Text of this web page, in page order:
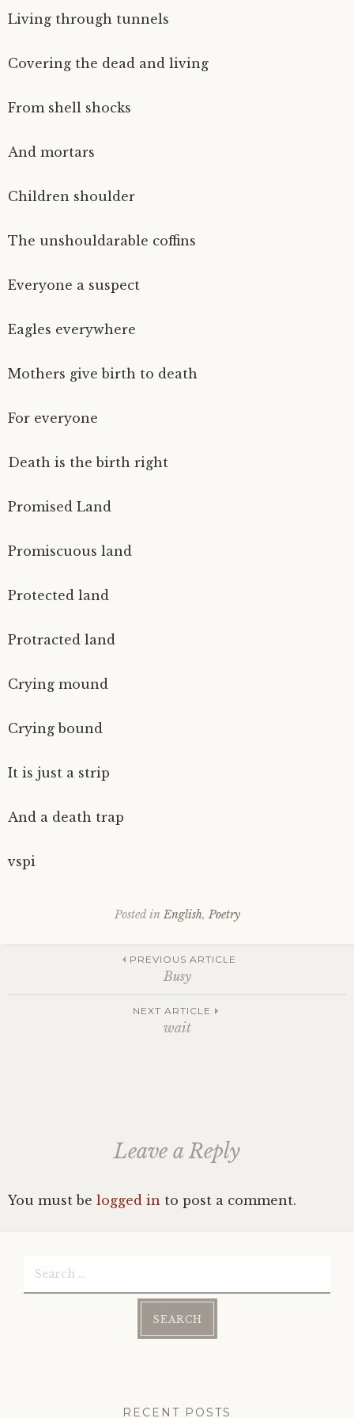
Living through tunnels
Covering the dead and living
From shell shocks
And mortars
Children shoulder
The unshouldarable coffins
Everyone a suspect
Eagles everywhere
Mothers give birth to death
For everyone
Death is the birth right
Promised Land
Promiscuous land
Protected land
Protracted land
Crying mound
Crying bound
It is just a strip
And a death trap
vspi
Posted in English, Poetry
navigation
PREVIOUS ARTICLE
Busy
NEXT ARTICLE
wait
Leave a Reply
You must be logged in to post a comment.
RECENT POSTS